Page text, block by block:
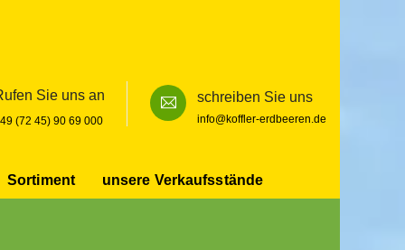
Sie uns an
(72 45) 90 69 000
schreiben Sie uns
info@koffler-erdbeeren.de
Sortiment
unsere Verkaufsstände
Search